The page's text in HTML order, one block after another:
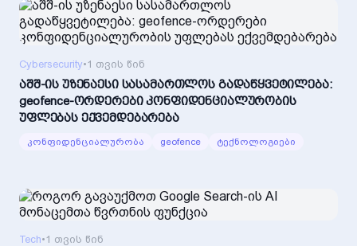
Cybersecurity•1 თვის წინ
აშშ-ის უზენაესი სასამართლოს გადაწყვეტილება:
geofence-ორდერები კონფიდენციალურობის
უფლებას ექვემდებარება
კონფიდენციალურობა geofence ტექნოლოგიები
Tech•1 თვის წინ